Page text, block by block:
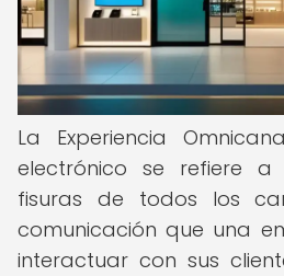
La Experiencia
electrónico se refiere
fisuras de todos los
comunicación que una
interactuar con sus